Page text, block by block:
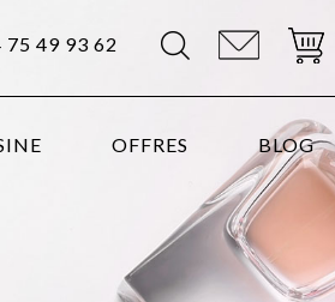
75 49 93 62
OFFRES BLOG